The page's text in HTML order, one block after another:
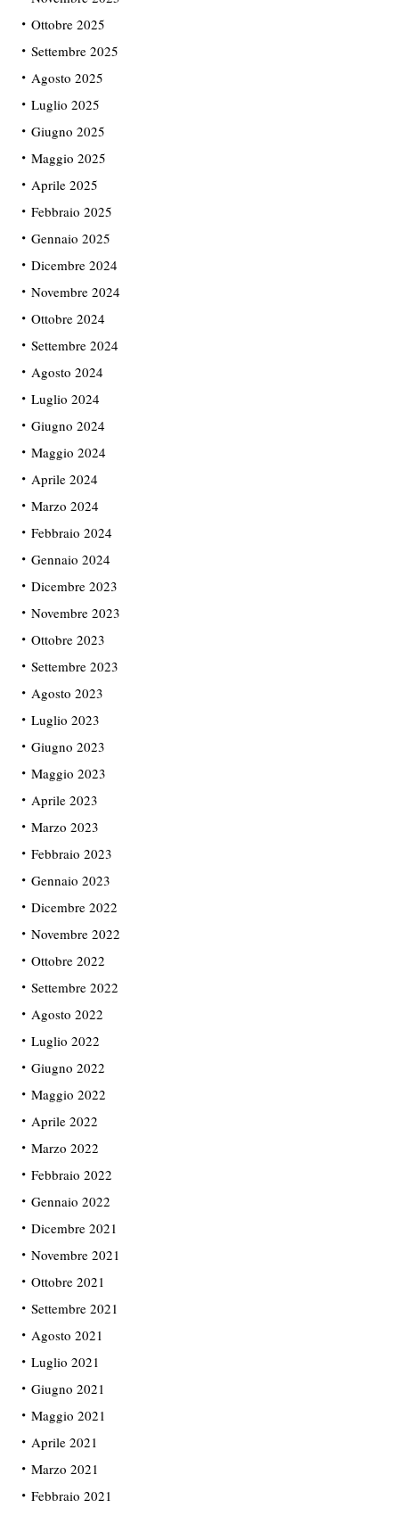
Ottobre 2025
Settembre 2025
Agosto 2025
Luglio 2025
Giugno 2025
Maggio 2025
Aprile 2025
Febbraio 2025
Gennaio 2025
Dicembre 2024
Novembre 2024
Ottobre 2024
Settembre 2024
Agosto 2024
Luglio 2024
Giugno 2024
Maggio 2024
Aprile 2024
Marzo 2024
Febbraio 2024
Gennaio 2024
Dicembre 2023
Novembre 2023
Ottobre 2023
Settembre 2023
Agosto 2023
Luglio 2023
Giugno 2023
Maggio 2023
Aprile 2023
Marzo 2023
Febbraio 2023
Gennaio 2023
Dicembre 2022
Novembre 2022
Ottobre 2022
Settembre 2022
Agosto 2022
Luglio 2022
Giugno 2022
Maggio 2022
Aprile 2022
Marzo 2022
Febbraio 2022
Gennaio 2022
Dicembre 2021
Novembre 2021
Ottobre 2021
Settembre 2021
Agosto 2021
Luglio 2021
Giugno 2021
Maggio 2021
Aprile 2021
Marzo 2021
Febbraio 2021